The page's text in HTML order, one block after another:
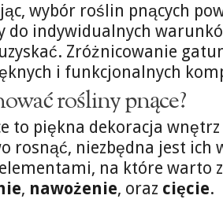
wybór roślin pnących
do indywidualnych
Zróżnicowanie
i funkcjonalnych
rośliny pnące?
to piękna dekoracja
rosnąć, niezbędna jest ich
na które warto
, nawożenie, oraz cięcie.